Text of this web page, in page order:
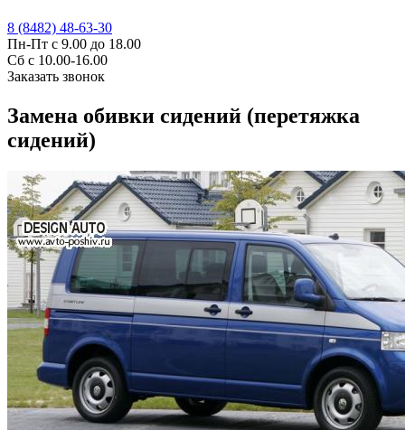
8 (8482) 48-63-30
Пн-Пт с 9.00 до 18.00
Сб с 10.00-16.00
Заказать звонок
Замена обивки сидений (перетяжка
сидений)